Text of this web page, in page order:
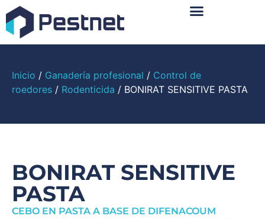
Inicio / Ganadería profesional / Control de
roedores / Rodenticida / BONIRAT SENSITIVE PASTA
BONIRAT SENSITIVE
PASTA
CEBO EN PASTA A BASE DE DIFENACOUM